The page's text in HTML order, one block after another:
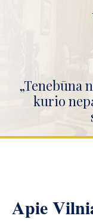
„Tenebūna
kurio
Apie